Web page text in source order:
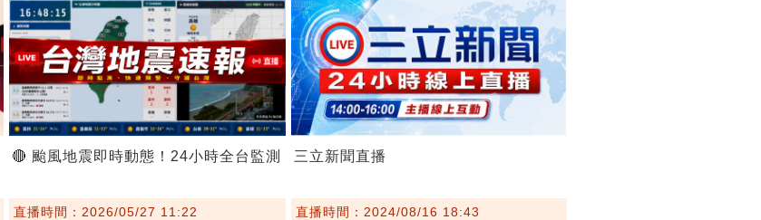
🔴 颱風地震即時動態！24小時全台監測
直播時間：2026/05/27 11:22
三立新聞直播
直播時間：2024/08/16 18:43